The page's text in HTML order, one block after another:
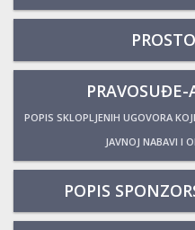
POPIS SKLOPLJENIH UGOVORA
JAVNOJ NABAVI I
POPIS